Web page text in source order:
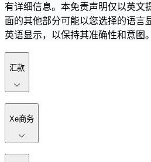
有详细信息。本免责声明仅以英文
面的其他部分可能以您选择的语言
英语显示，以保持其准确性和意图。
汇款
Xe商务